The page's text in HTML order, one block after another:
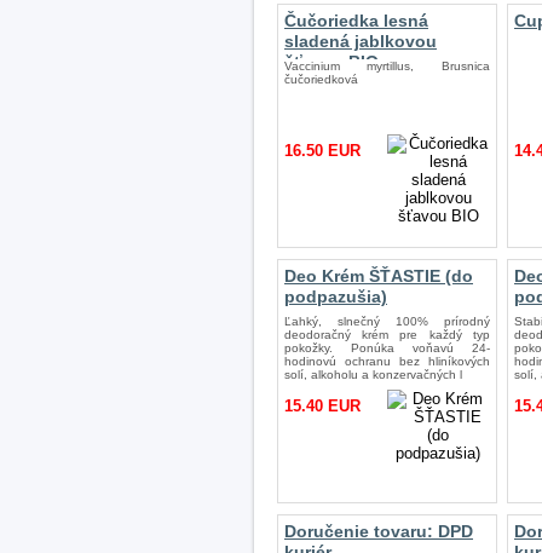
Čučoriedka lesná
sladená jablkovou
šťavou BIO
Vaccinium myrtillus, Brusnica
čučoriedková
16.50 EUR
Deo Krém ŠŤASTIE (do
podpazušia)
Ľahký, slnečný 100% prírodný
deodoračný krém pre každý typ
pokožky. Ponúka voňavú 24-
hodinovú ochranu bez hliníkových
solí, alkoholu a konzervačných l
15.40 EUR
solí,
Doručenie tovaru: DPD